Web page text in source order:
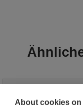
About cookies